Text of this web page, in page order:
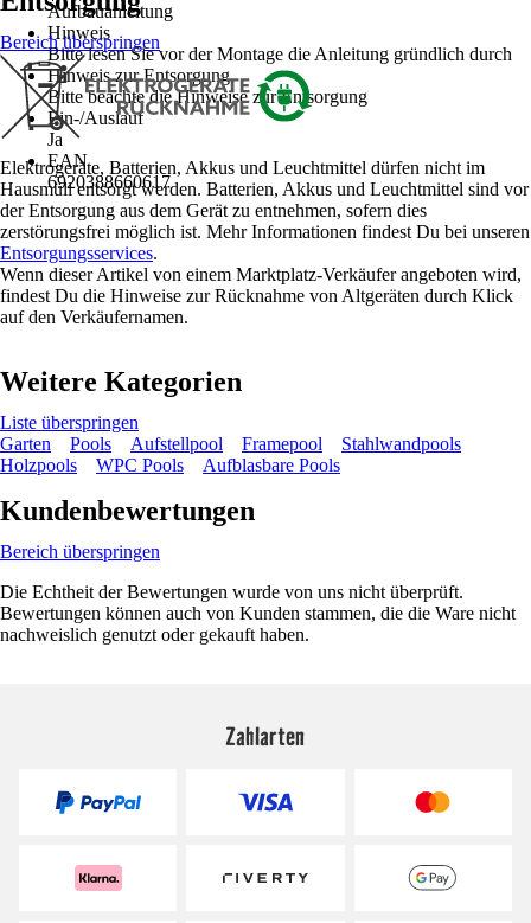
Aufbauanleitung
Hinweis
Bitte lesen Sie vor der Montage die Anleitung gründlich durch
Hinweis zur Entsorgung
Bitte beachte die Hinweise zur Entsorgung
Ein-/Auslauf
Ja
EAN
6920388660617
Bereich überspringen
Elektrogeräte, Batterien, Akkus und Leuchtmittel dürfen nicht im
Hausmüll entsorgt werden. Batterien, Akkus und Leuchtmittel sind vor
der Entsorgung aus dem Gerät zu entnehmen, sofern dies
zerstörungsfrei möglich ist. Mehr Informationen findest Du bei unseren
Entsorgungsservices.
Wenn dieser Artikel von einem Marktplatz-Verkäufer angeboten wird,
findest Du die Hinweise zur Rücknahme von Altgeräten durch Klick
auf den Verkäufernamen.
Weitere Kategorien
Liste überspringen
Garten
Pools Aufstellpool Framepool
Stahlwandpools
Holzpools
WPC Pools Aufblasbare Pools
Kundenbewertungen
Bereich überspringen
Die Echtheit der Bewertungen wurde von uns nicht überprüft.
Bewertungen können auch von Kunden stammen, die die Ware nicht
nachweislich genutzt oder gekauft haben.
Zahlarten